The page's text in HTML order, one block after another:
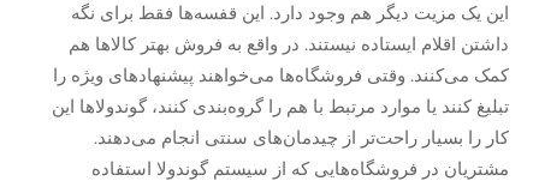
این یک مزیت دیگر هم وجود دارد. این قفسه‌ها فقط برای نگه
داشتن اقلام ایستاده نیستند. در واقع به فروش بهتر کالاها هم
کمک می‌کنند. وقتی فروشگاه‌ها می‌خواهند پیشنهادهای ویژه را
تبلیغ کنند یا موارد مرتبط با هم را گروه‌بندی کنند، گوندولاها این
کار را بسیار راحت‌تر از چیدمان‌های سنتی انجام می‌دهند.
مشتریان در فروشگاه‌هایی که از سیستم گوندولا استفاده